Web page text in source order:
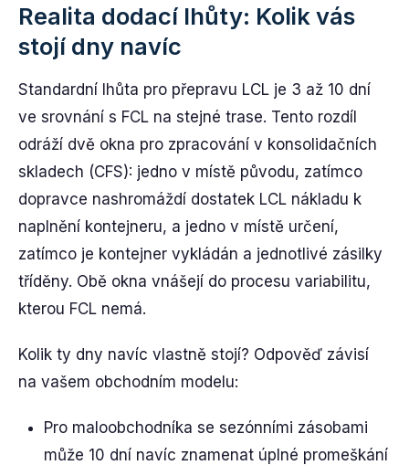
Realita dodací lhůty: Kolik vás
stojí dny navíc
Standardní lhůta pro přepravu LCL je 3 až 10 dní
ve srovnání s FCL na stejné trase. Tento rozdíl
odráží dvě okna pro zpracování v konsolidačních
skladech (CFS): jedno v místě původu, zatímco
dopravce nashromáždí dostatek LCL nákladu k
naplnění kontejneru, a jedno v místě určení,
zatímco je kontejner vykládán a jednotlivé zásilky
tříděny. Obě okna vnášejí do procesu variabilitu,
kterou FCL nemá.
Kolik ty dny navíc vlastně stojí? Odpověď závisí
na vašem obchodním modelu:
Pro maloobchodníka se sezónními zásobami
může 10 dní navíc znamenat úplné promeškání